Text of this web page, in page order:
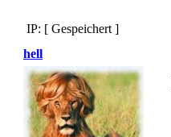
IP: [ Gespeichert ]
hell